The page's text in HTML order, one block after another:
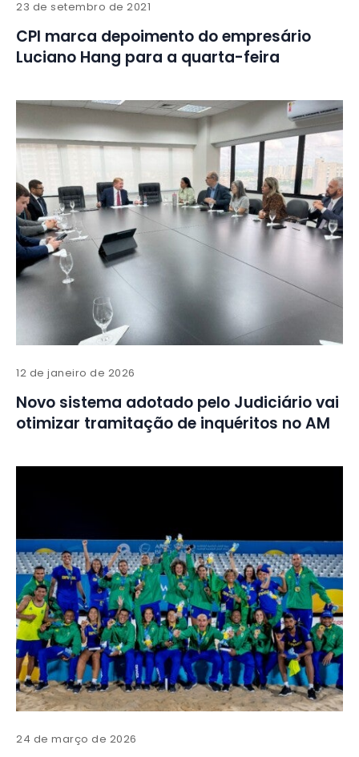
23 de setembro de 2021
CPI marca depoimento do empresário
Luciano Hang para a quarta-feira
12 de janeiro de 2026
Novo sistema adotado pelo Judiciário vai
otimizar tramitação de inquéritos no AM
24 de março de 2026